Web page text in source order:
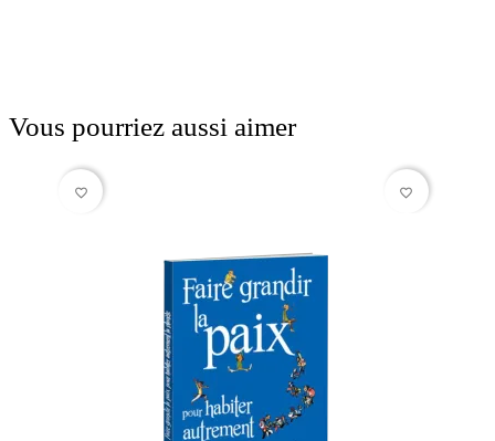
Vous pourriez aussi aimer
favorite_border favorite_border